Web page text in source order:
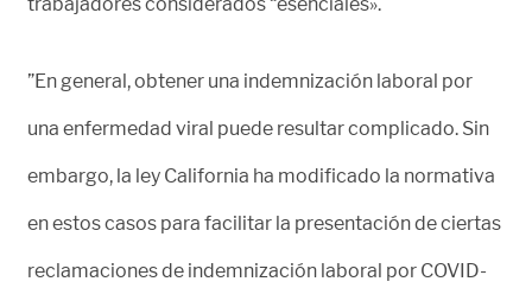
”En general, obtener una indemnización laboral por
una enfermedad viral puede resultar complicado. Sin
embargo, la ley California ha modificado la normativa
en estos casos para facilitar la presentación de ciertas
reclamaciones de indemnización laboral por COVID-